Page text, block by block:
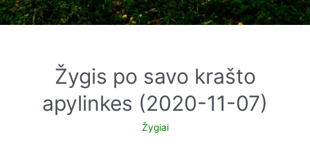
Žygis po savo krašto
apylinkes (2020-11-07)
Žygiai